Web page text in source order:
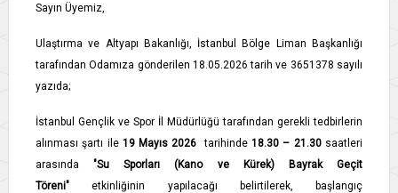
Sayın Üyemiz,
Ulaştırma ve Altyapı Bakanlığı, İstanbul Bölge Liman Başkanlığı
tarafından Odamıza gönderilen 18.05.2026 tarih ve 3651378 sayılı
yazıda;
İstanbul Gençlik ve Spor İl Müdürlüğü tarafından gerekli tedbirlerin
alınması şartı ile 19 Mayıs 2026 tarihinde18.30 – 21.30saatleri
arasında"Su Sporları (Kano ve Kürek) Bayrak Geçit
Töreni" etkinliğinin yapılacağı belirtilerek, başlangıç